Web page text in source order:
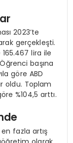
2023’te
gerçekleşti.
lira ile
başına
göre ABD
oldu. Toplam
%104,5 arttı.
fazla artış